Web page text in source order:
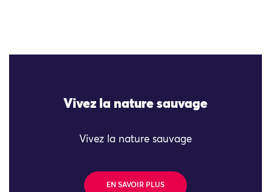
Vivez la nature sauvage
Vivez la nature sauvage
EN SAVOIR PLUS